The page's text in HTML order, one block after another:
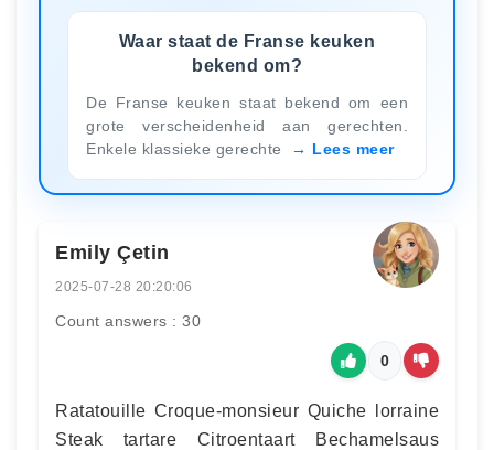
Waar staat de Franse keuken
bekend om?
De Franse keuken staat bekend om een
grote verscheidenheid aan gerechten.
Enkele klassieke gerechte
Lees meer
Emily Çetin
2025-07-28 20:20:06
Count answers : 30
0
Ratatouille Croque-monsieur Quiche lorraine
Steak tartare Citroentaart Bechamelsaus